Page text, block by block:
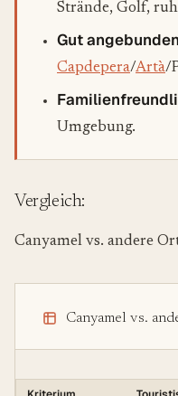
Strände, Golf,
Gut angebunden
Capdepera/Artà/
Umgebung.
Vergleich:
Canyamel vs. andere
Canyamel vs.